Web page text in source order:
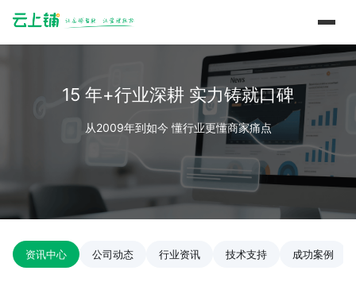
15 年+行业深耕 实力铸就口碑
从2009年到如今 懂行业更懂商家痛点
资讯中心 公司动态 行业资讯 技术支持 成功案例